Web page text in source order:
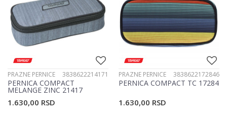
PRAZNE PERNICE 3838622214171
PERNICA COMPACT
MELANGE ZINC 21417
1.630,00 RSD
PRAZNE PERNICE 3838622172846
PERNICA COMPACT TC 17284
1.630,00 RSD